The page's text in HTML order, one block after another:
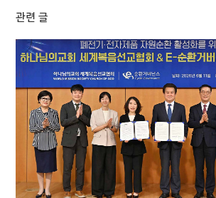
관련 글